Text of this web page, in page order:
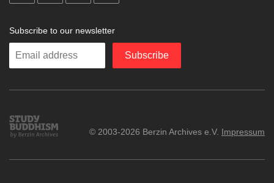
Subscribe to our newsletter
Enter
Subscribe
Study
Buddhism
© 2003-2026 Berzin Archives e.V. Impressum